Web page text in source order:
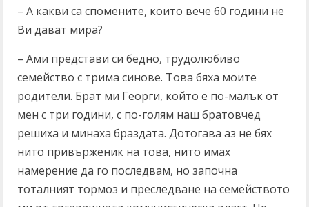
– А какви са спомените, които вече 60 години не
Ви дават мира?
– Ами представи си бедно, трудолюбиво
семейство с трима синове. Това бяха моите
родители. Брат ми Георги, който е по-малък от
мен с три години, с по-голям наш братовчед
решиха и минаха браздата. Дотогава аз не бях
нито привърженик на това, нито имах
намерение да го последвам, но започна
тоталният тормоз и преследване на семейството